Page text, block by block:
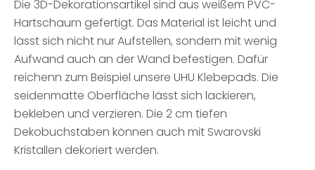
Die 3D-Dekorationsartikel sind aus weißem PVC-
Hartschaum gefertigt. Das Material ist leicht und
lässt sich nicht nur Aufstellen, sondern mit wenig
Aufwand auch an der Wand befestigen. Dafür
reichenn zum Beispiel unsere UHU Klebepads. Die
seidenmatte Oberfläche lässt sich lackieren,
bekleben und verzieren. Die 2 cm tiefen
Dekobuchstaben können auch mit Swarovski
Kristallen dekoriert werden.